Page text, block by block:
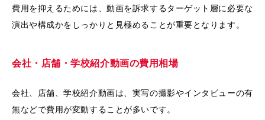
費用を抑えるためには、動画を訴求するターゲット層に必要な
演出や構成かをしっかりと見極めることが重要となります。
会社・店舗・学校紹介動画の費用相場
会社、店舗、学校紹介動画は、実写の撮影やインタビューの有
無などで費用が変動することが多いです。